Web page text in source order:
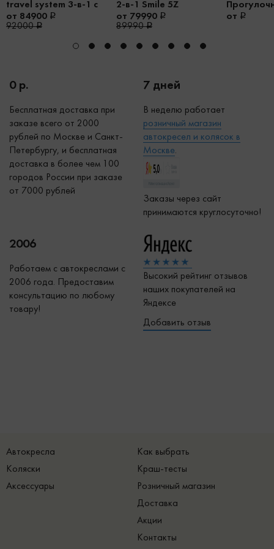
travel system 3-в-1 с
Aton B2 i-size
от 84900
92000
2-в-1 Smile 5Z
от 79990
89990
коляска
от
0 р.
Бесплатная доставка при
заказе всего от 2000
рублей по Москве и Санкт-
Петербургу, и бесплатная
доставка в более чем 100
городов России при заказе
от 7000 рублей
7 дней
В неделю работает
розничный магазин
автокресел и колясок в
Москве.
Заказы через сайт
принимаются круглосуточно!
2006
Работаем с автокреслами с
2006 года. Предоставим
консультацию по любому
товару!
Высокий рейтинг отзывов
наших покупателей на
Яндексе
Добавить отзыв
Автокресла
Коляски
Аксессуары
Как выбрать
Краш-тесты
Розничный магазин
Доставка
Акции
Контакты